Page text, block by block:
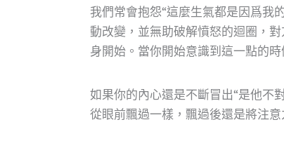
我們常會抱怨“這麼生氣都是因爲
動改變，並無助破解憤怒的迴圈，
身開始。當你開始意識到這一點的
如果你的內心還是不斷冒出“是他不
從眼前飄過一樣，飄過後還是將注意